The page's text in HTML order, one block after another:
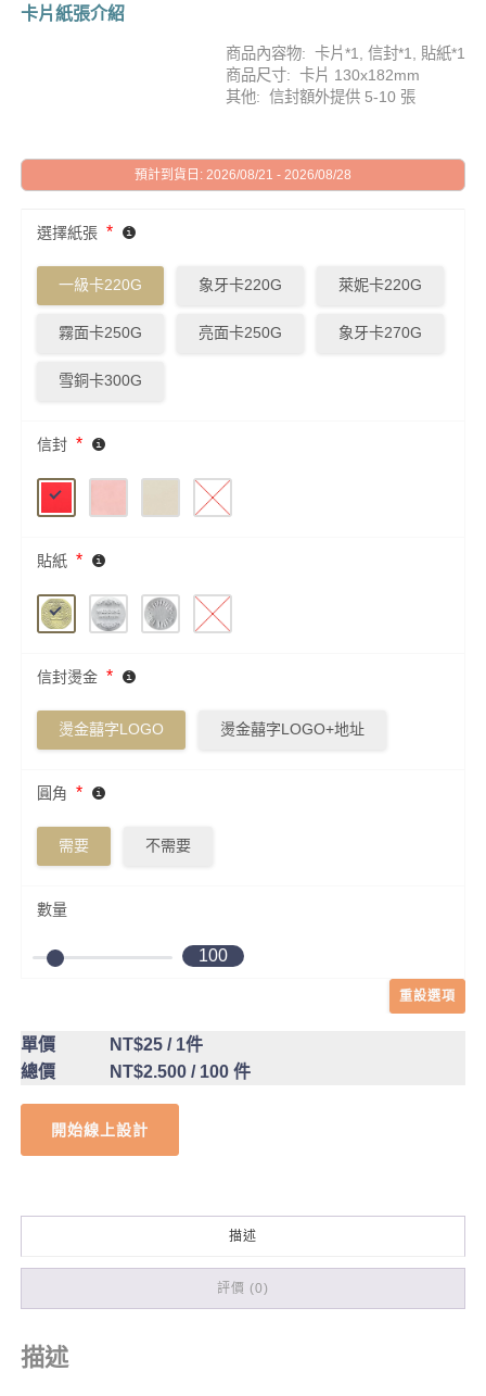
卡片紙張介紹
商品內容物: 卡片*1, 信封*1, 貼紙*1
商品尺寸: 卡片 130x182mm
其他: 信封額外提供 5-10 張
預計到貨日: 2026/08/21 - 2026/08/28
選擇紙張 *
一級卡220G 象牙卡220G 萊妮卡220G
霧面卡250G 亮面卡250G 象牙卡270G
雪銅卡300G
信封 *
貼紙 *
信封燙金 *
燙金囍字LOGO 燙金囍字LOGO+地址
圓角 *
需要 不需要
數量
100
重設選項
單價 NT$25/ 1件
總價
NT$2.500/ 100 件
開始線上設計
描述
評價 (0)
描述